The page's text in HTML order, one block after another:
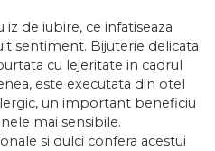
de iubire, ce infatiseaza
sentiment. Bijuterie delicata
cu lejeritate in cadrul
este executata din otel
un important beneficiu
mai sensibile.
si dulci confera acestui